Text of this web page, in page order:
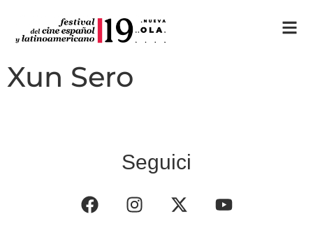
Xun Sero
Seguici